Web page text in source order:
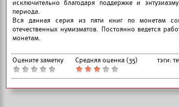
исключительно благодаря поддержке и
периода.
Вся данная серия из пяти книг по монетам
отечественных нумизматов. Постоянно ведется
монетам.
Оцените заметку Средняя оценка (35) тэги: